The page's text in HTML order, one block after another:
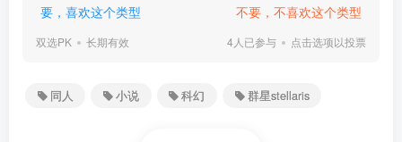
一阵超空间波动，星系第一远征军脱离超光速状态，出现在瑟博克纳丝星系，几发
伽马激光摧毁远处的恒星基地，待远征军行进至离瑟博克纳丝I约0.8个天文单位距
星爆发，此时跃迁已来不及，于是，星系第一远征军，全军覆没。
要，喜欢这个类型 不要，不喜欢这个类型
双选PK 长期有效 4人已参与 点击选项以投票
同人 小说 科幻 群星stellaris